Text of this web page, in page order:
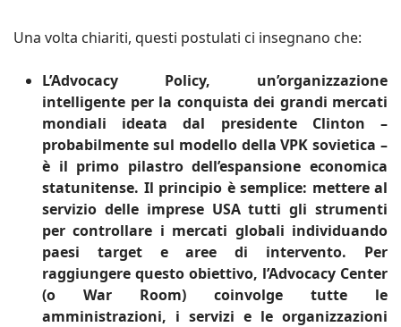
Una volta chiariti, questi postulati ci insegnano che:
L’Advocacy Policy, un’organizzazione
intelligente per la conquista dei grandi mercati
mondiali ideata dal presidente Clinton –
probabilmente sul modello della VPK sovietica –
è il primo pilastro dell’espansione economica
statunitense. Il principio è semplice: mettere al
servizio delle imprese USA tutti gli strumenti
per controllare i mercati globali individuando
paesi target e aree di intervento. Per
raggiungere questo obiettivo, l’Advocacy Center
(o War Room) coinvolge tutte le
amministrazioni, i servizi e le organizzazioni